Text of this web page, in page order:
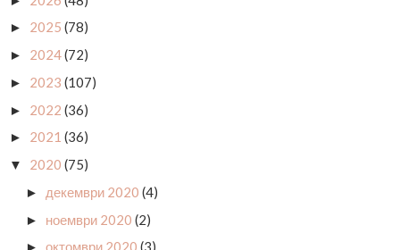
► 2025 (78)
► 2024(72)
► 2023 (107)
► 2022 (36)
► 2021 (36)
▼ 2020 (75)
► декември 2020 (4)
► ноември 2020 (2)
октомври 2020 (3)